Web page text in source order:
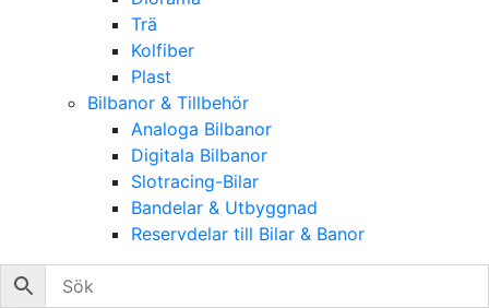
Trä
Kolfiber
Plast
Bilbanor & Tillbehör
Analoga Bilbanor
Digitala Bilbanor
Slotracing-Bilar
Bandelar & Utbyggnad
Reservdelar till Bilar & Banor